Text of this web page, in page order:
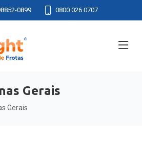
0899 0800 026 0707
Gerais
Gerais